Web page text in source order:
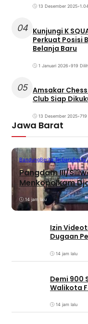
13 Desember 2025•
04 Kunjungi K
Perkuat Posisi
Belanja Baru
1 Januari 2026•919
05 Amsakar
Club Siap
13 Desember 2025•
Jawa Barat
BandungBerita TerbaruBerita
Pangdam III/
Menkopolkam
14 jam lalu
Izin
Dugaan
14 jam lalu
Demi 900
Walikota
14 jam lalu